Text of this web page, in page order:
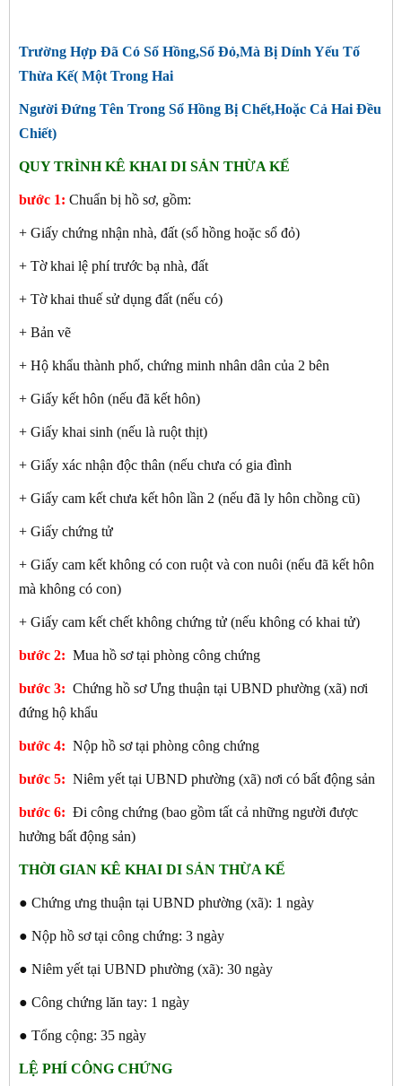
Trường Hợp Đã Có Sổ Hồng,Sổ Đỏ,Mà Bị Dính Yếu Tố
Thừa Kế( Một Trong Hai
Người Đứng Tên Trong Sổ Hồng Bị Chết,Hoặc Cả Hai Đều
Chiết)
QUY TRÌNH KÊ KHAI DI SẢN THỪA KẾ
bước 1: Chuẩn bị hồ sơ, gồm:
+ Giấy chứng nhận nhà, đất (sổ hồng hoặc sổ đỏ)
+ Tờ khai lệ phí trước bạ nhà, đất
+ Tờ khai thuế sử dụng đất (nếu có)
+ Bản vẽ
+ Hộ khẩu thành phố, chứng minh nhân dân của 2 bên
+ Giấy kết hôn (nếu đã kết hôn)
+ Giấy khai sinh (nếu là ruột thịt)
+ Giấy xác nhận độc thân (nếu chưa có gia đình
+ Giấy cam kết chưa kết hôn lần 2 (nếu đã ly hôn chồng cũ)
+ Giấy chứng tử
+ Giấy cam kết không có con ruột và con nuôi (nếu đã kết hôn
mà không có con)
+ Giấy cam kết chết không chứng tử (nếu không có khai tử)
bước 2: Mua hồ sơ tại phòng công chứng
bước 3: Chứng hồ sơ Ưng thuận tại UBND phường (xã) nơi
đứng hộ khẩu
bước 4: Nộp hồ sơ tại phòng công chứng
bước 5: Niêm yết tại UBND phường (xã) nơi có bất động sản
bước 6: Đi công chứng (bao gồm tất cả những người được
hưởng bất động sản)
THỜI GIAN KÊ KHAI DI SẢN THỪA KẾ
● Chứng ưng thuận tại UBND phường (xã): 1 ngày
● Nộp hồ sơ tại công chứng: 3 ngày
● Niêm yết tại UBND phường (xã): 30 ngày
● Công chứng lăn tay: 1 ngày
● Tổng cộng: 35 ngày
LỆ PHÍ CÔNG CHỨNG